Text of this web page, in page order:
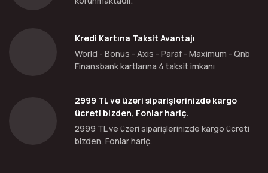
Kredi Kartına Taksit Avantajı
World - Bonus - Axis - Paraf - Maximum - Qnb
Finansbank kartlarına 4 taksit imkanı
2999 TL ve üzeri siparişlerinizde kargo
ücreti bizden, Fonlar hariç.
2999 TL ve üzeri siparişlerinizde kargo ücreti
bizden, Fonlar hariç.